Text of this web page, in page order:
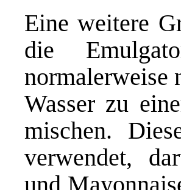
Eine weitere
die
normalerweise
Wasser zu
mischen.
verwendet,
und